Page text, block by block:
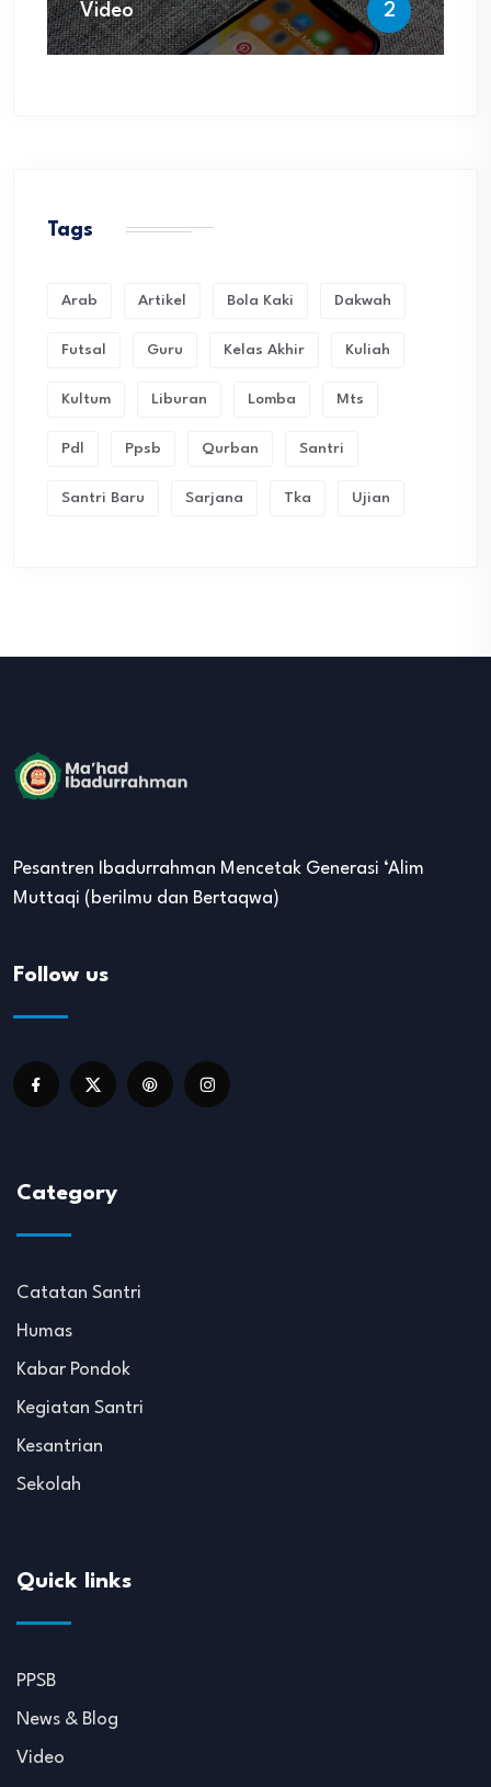
Video 2
Tags
Arab Artikel Bola Kaki Dakwah
Futsal Guru Kelas Akhir Kuliah
Kultum Liburan Lomba Mts
Pdl Ppsb Qurban Santri
Santri Baru Sarjana Tka Ujian
Pesantren Ibadurrahman Mencetak Generasi ‘Alim
Muttaqi (berilmu dan Bertaqwa)
Follow us
Category
Catatan Santri
Humas
Kabar Pondok
Kegiatan Santri
Kesantrian
Sekolah
Quick links
PPSB
News & Blog
Video